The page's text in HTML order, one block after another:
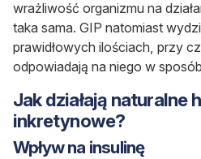
wrażliwość organizmu na
taka sama. GIP natomiast
prawidłowych ilościach, przy
odpowiadają na niego w
Jak działają naturalne
inkretynowe?
Wpływ na insulinę